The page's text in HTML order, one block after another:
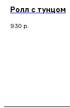
Ролл с тунцом
930 р.